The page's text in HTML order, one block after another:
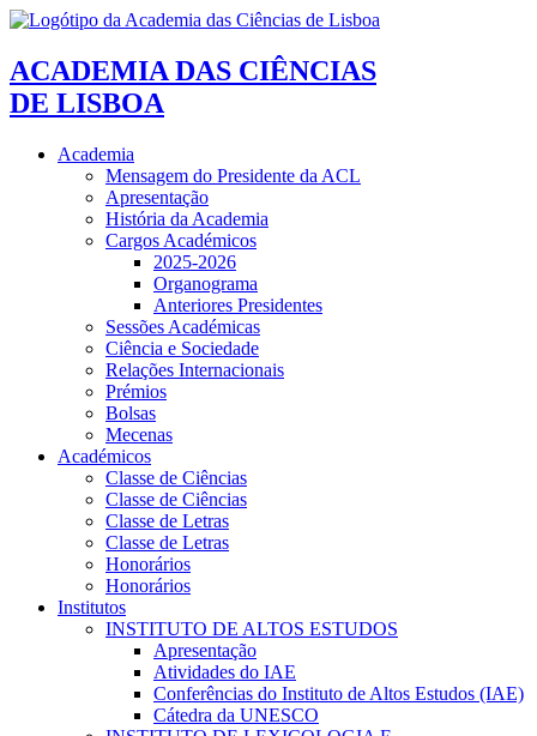
ACADEMIA DAS CIÊNCIAS
DE LISBOA
Academia
Mensagem do Presidente da ACL
Apresentação
História da Academia
Cargos Académicos
2025-2026
Organograma
Anteriores Presidentes
Sessões Académicas
Ciência e Sociedade
Relações Internacionais
Prémios
Bolsas
Mecenas
Académicos
Classe de Ciências
Classe de Ciências
Classe de Letras
Classe de Letras
Honorários
Honorários
Institutos
INSTITUTO DE ALTOS ESTUDOS
Apresentação
Atividades do IAE
Conferências do Instituto de Altos Estudos (IAE)
Cátedra da UNESCO